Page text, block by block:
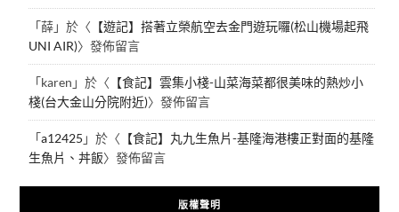
「薛」於〈 【遊記】搭著立榮航空去金門遊玩囉(松山機場起飛
UNI AIR)〉發佈留言
「karen 」於〈 【食記】雲集小棧-山菜海菜都很美味的熱炒小
棧(台大金山分院附近)〉發佈留言
「a12425 」於〈 【食記】丸九生魚片-基隆海港樓正對面的基隆
生魚片、丼飯〉發佈留言
版權聲明